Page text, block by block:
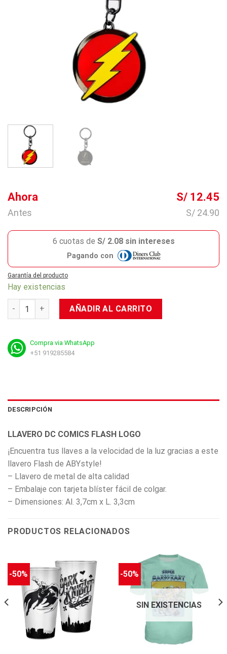
Ahora S/ 12.45
Antes S/ 24.90
6 cuotas de S/ 2.08 sin intereses
Pagando con
Garantía del producto
Hay existencias
Llavero DC Comics - Flash Logo cantidad
AÑADIR AL CARRITO
Compra via WhatsApp
+51 919285584
DESCRIPCIÓN
LLAVERO DC COMICS FLASH LOGO
¡Encuentra tus llaves a la velocidad de la luz gracias a este
llavero Flash de ABYstyle!
– Llavero de metal de alta calidad
– Embalaje con tarjeta blíster fácil de colgar.
– Dimensiones: Al. 3,7cm x L. 3,3cm
PRODUCTOS RELACIONADOS
-50% -50%
SIN EXISTENCIAS